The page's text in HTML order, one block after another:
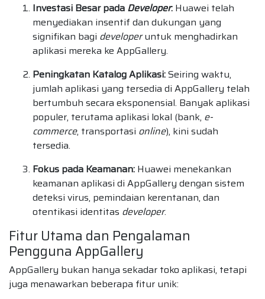
Investasi Besar pada Developer: Huawei telah
menyediakan insentif dan dukungan yang
signifikan bagi developeruntuk menghadirkan
aplikasi mereka ke AppGallery.
Peningkatan Katalog Aplikasi:Seiring waktu,
jumlah aplikasi yang tersedia di AppGallery telah
bertumbuh secara eksponensial. Banyak aplikasi
populer, terutama aplikasi lokal (bank, e-
commerce, transportasi online), kini sudah
tersedia.
Fokus pada Keamanan: Huawei menekankan
keamanan aplikasi di AppGallery dengan sistem
deteksi virus, pemindaian kerentanan, dan
otentikasi identitas developer.
Fitur Utama dan Pengalaman
Pengguna AppGallery
AppGallery bukan hanya sekadar toko aplikasi, tetapi
juga menawarkan beberapa fitur unik: